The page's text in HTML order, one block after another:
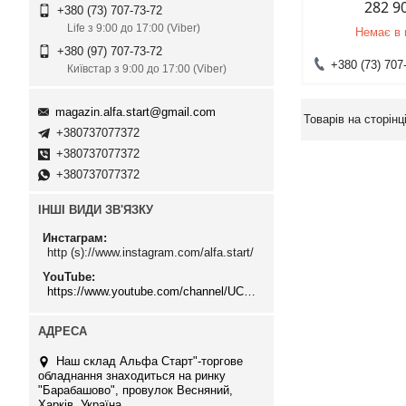
282
Немає в
+380 (73)
+380 (73) 707-73-72
Life з 9:00 до 17:00 (Viber)
+380 (97) 707-73-72
Київстар з 9:00 до 17:00 (Viber)
magazin.alfa.start@gmail.com
+380737077372
+380737077372
+380737077372
ІНШІ ВИДИ ЗВ'ЯЗКУ
Инстаграм
http (s)://www.instagram.com/alfa.start/
YouTube
Наш склад Альфа Старт"-торгове
обладнання знаходиться на ринку
"Барабашово", провулок Весняний,